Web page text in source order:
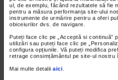
ul, de exemplu, făcând rezultatele să fie
pentru a măsura performanța site-ului
instrumente de urmărire pentru a oferi
obiceiurilor dvs. de navigare.
Puteți face clic pe „Acceptă si continuă”
utilizări sau puteți face clic pe
configura opțiunile. Vă puteți modifica
retrage consimțământul pe site-ul nostru
Mai multe detalii aici.
CLIPA DE ARTA
ARTS and ARTISTS.
„Invisible Garden #2”